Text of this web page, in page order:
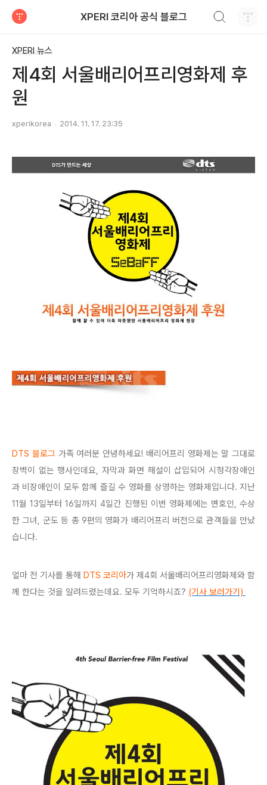
XPERI 코리아 공식 블로그
XPERI 뉴스
제4회 서울배리어프리영화제 후
원
xperikorea 2014. 11. 17. 23:35
DTS 블로그 가족 여러분 안녕하세요! 배리어프리 영화제는 말 그대로
장벽이 없는 행사인데요, 자막과 화면 해설이 삽입되어 시청각장애인
과 비장애인이 모두 함께 즐길 수 영화를 상영하는 영화제입니다. 지난
11월 13일부터 16일까지 4일간 진행된 이번 영화제에는 변호인, 수상
한 그녀, 군도 등 총 9편의 영화가 배리어프리 버전으로 관객들을 만났
습니다.
얼마 전 기사를 통해 DTS 코리아가 제4회 서울배리어프리영화제와 함
께 한다는 것을 알려드렸는데요. 모두 기억하시죠? (기사 보러가기)